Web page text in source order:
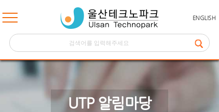
ENGLISH
UTP 알림마당